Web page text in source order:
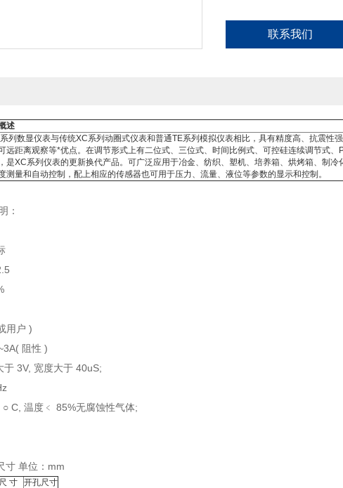
联系我们
述
列数显仪表与传统XC系列动圈式仪表和普通TE系列模拟仪表相比，具有精度高、抗震性
远距离观察等*优点。在调节形式上有二位式、三位式、时间比例式、可控硅连续调节式
是XC系列仪表的更新换代产品。可广泛应用于冶金、纺织、塑机、培养箱、烘烤箱、制
测量和自动控制，配上相应的传感器也可用于压力、流量、液位等参数的显示和控制。
：
用户 )
阻性 )
于 3V, 宽度大于 40uS;
C, 温度﹤ 85%无腐蚀性气体;
寸 单位：mm
寸
开孔尺寸